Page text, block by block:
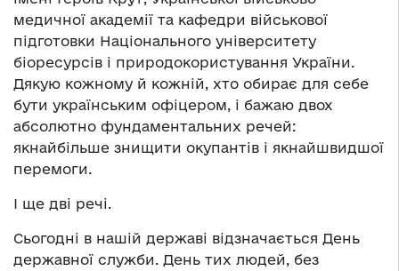
медичної академії та кафедри військової
підготовки Національного університету
біоресурсів і природокористування України.
Дякую кожному й кожній, хто обирає для себе
бути українським офіцером, і бажаю двох
абсолютно фундаментальних речей:
якнайбільше знищити окупантів і якнайшвидшої
перемоги.
І ще дві речі.
Сьогодні в нашій державі відзначається День
державної служби. День тих людей, без